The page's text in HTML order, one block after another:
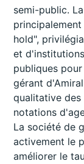
semi-public.
hold",
et
publiques
gérant
qualitative des
notations
La société de
activement le
améliorer le